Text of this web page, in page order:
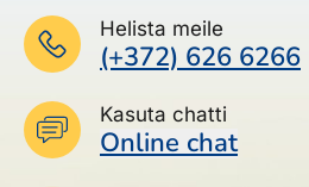
Helista meile
(+372) 626 6266
Kasuta chatti
Online chat